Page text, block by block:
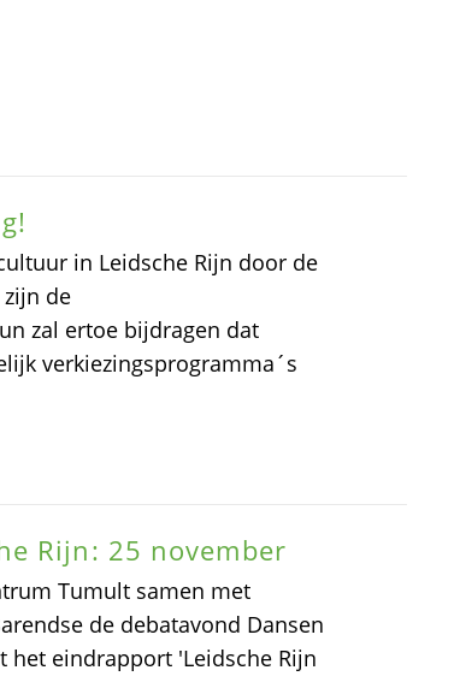
in Leidsche Rijn door de
de
zal ertoe bijdragen dat
verkiezingsprogramma´s
Rijn: 25 november
Tumult samen met
de debatavond Dansen
het eindrapport 'Leidsche Rijn